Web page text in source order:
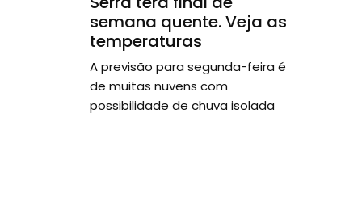
semana quente. Veja as
temperaturas
A previsão para segunda-feira é
de muitas nuvens com
possibilidade de chuva isolada